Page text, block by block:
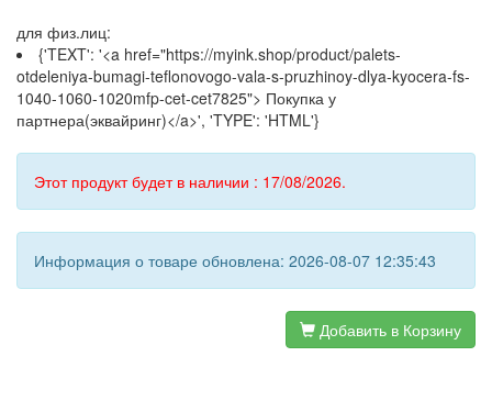
для физ.лиц:
{'TEXT': '<a href="https://myink.shop/product/palets-
otdeleniya-bumagi-teflonovogo-vala-s-pruzhinoy-dlya-kyocera-fs-
1040-1060-1020mfp-cet-cet7825"> Покупка у
партнера(эквайринг)</a>', 'TYPE': 'HTML'}
Этот продукт будет в наличии : 17/08/2026.
Информация о товаре обновлена: 2026-08-07 12:35:43
Добавить в Корзину